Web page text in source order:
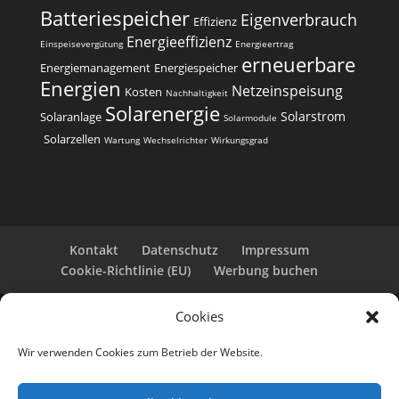
Cookies
Wir verwenden Cookies zum Betrieb der Website.
t
i
v
e
:
Batteriespeicher Effizienz Eigenverbrauch
Einspeisevergütung Energieeffizienz Energieertrag
Energiemanagement Energiespeicher erneuerbare
Energien Kosten Nachhaltigkeit Netzeinspeisung
Solaranlage Solarenergie Solarmodule Solarstrom
Solarzellen Wartung Wechselrichter Wirkungsgrad
Kontakt Datenschutz
Impressum
Cookie-Richtlinie (EU)
Werbung buchen
Copyright 2025-2026 | Web24 Consulting AVO UG |
Webseite mit Infos rund um PV-Anlagen und einem